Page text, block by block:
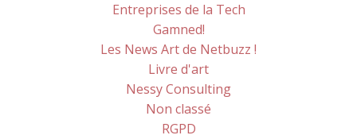
Entreprises de la Tech
Gamned!
Les News Art de Netbuzz !
Livre d'art
Nessy Consulting
Non classé
RGPD